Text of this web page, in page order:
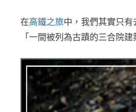
在高鐵之旅中，我們其實只有
「一間被列為古蹟的三合院